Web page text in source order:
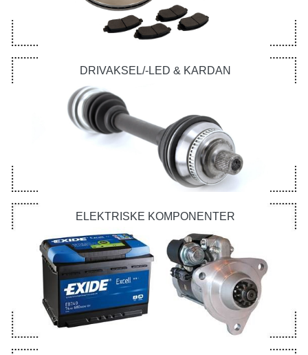
DRIVAKSEL/-LED & KARDAN
ELEKTRISKE KOMPONENTER